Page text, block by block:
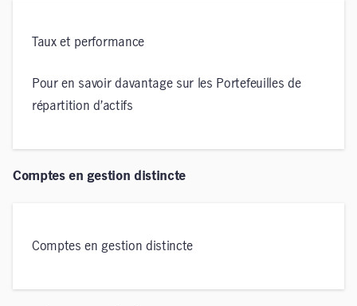
Taux et performance
Pour en savoir davantage sur les Portefeuilles de
répartition d’actifs
Comptes en gestion distincte
Comptes en gestion distincte